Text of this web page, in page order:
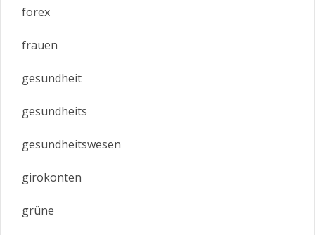
forex
frauen
gesundheit
gesundheits
gesundheitswesen
girokonten
grüne